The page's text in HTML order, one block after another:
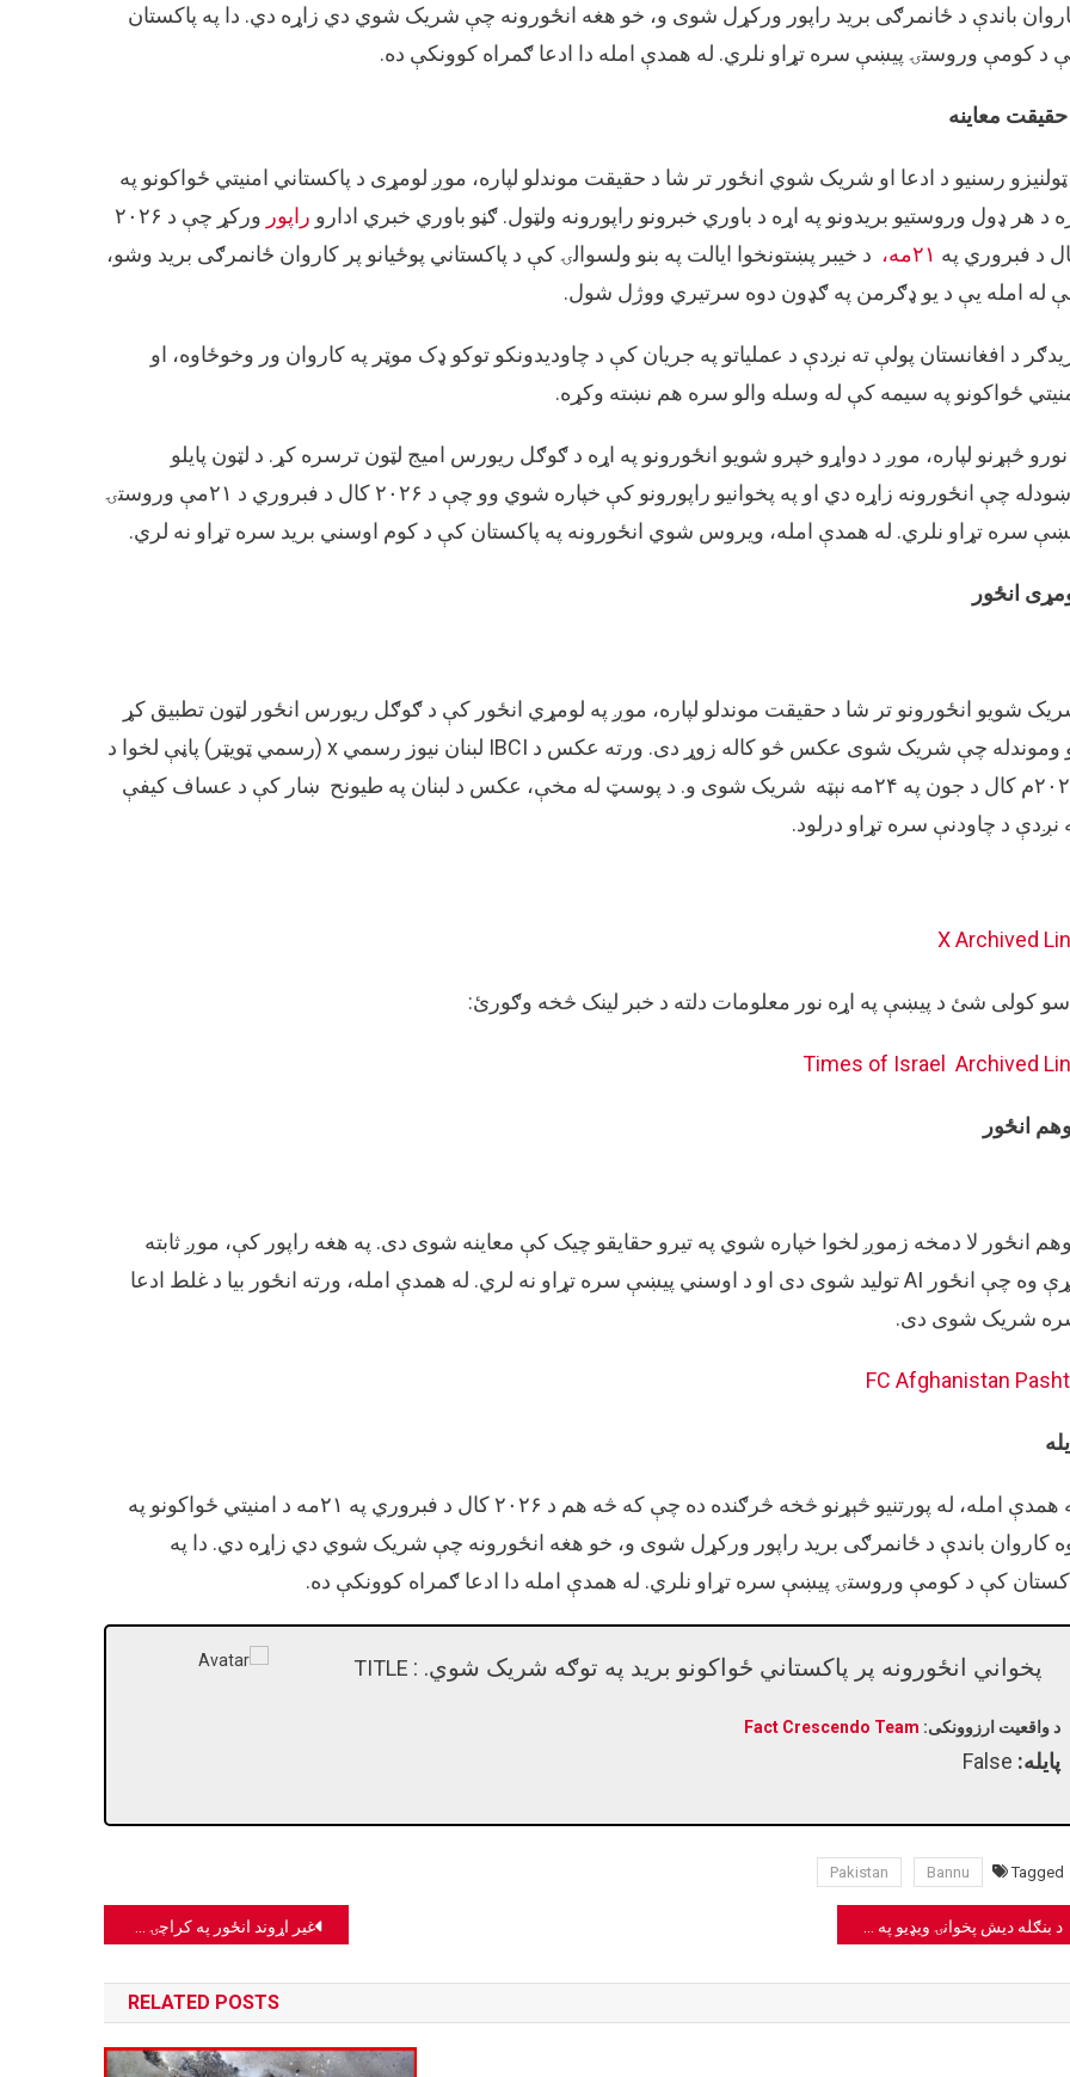
باندې د ځانمرګی برید راپور ورکړل شوی و، خو هغه انځورونه چې شریک شوي دي زاړه دي. دا په پاکستان
د کومې وروستۍ پیښې سره تړاو نلري. له همدې امله دا ادعا ګمراه کوونکې ده.
معاینه
رسنیو د ادعا او شریک شوي انځور تر شا د حقیقت موندلو لپاره، موږ لومړی د پاکستاني امنیتي ځواکونو په
د هر ډول وروستیو بریدونو په اړه د باوري خبرونو راپورونه ولټول. ګڼو باوري خبري ادارو راپور
ورکړ چې د ۲۰۲۶
د فبروري په ۲۱مه،
د خیبر پښتونخوا ایالت په بنو ولسوالۍ کې د پاکستاني پوځيانو پر کاروان ځانمرګی برید وشو،
له امله یې د یو ډګرمن په ګډون دوه سرتیري ووژل شول.
د افغانستان پولې ته نږدې د عملیاتو په جریان کې د چاودیدونکو توکو ډک موټر په کاروان ور وخوځاوه، او
ځواکونو په سیمه کې له وسله والو سره هم نښته وکړه.
څېړنو لپاره، موږ د دواړو خپرو شویو انځورونو په اړه د ګوګل ریورس امیج لټون ترسره کړ. د لټون پایلو
وښودله چې انځورونه زاړه دي او په پخوانیو راپورونو کې خپاره شوي وو چې د ۲۰۲۶ کال د فبروري د ۲۱مې وروستۍ
سره تړاو نلري. له همدې امله، ویروس شوي انځورونه په پاکستان کې د کوم اوسني برید سره تړاو نه لري.
انځور
شویو انځورونو تر شا د حقیقت موندلو لپاره، موږ په لومړي انځور کې د ګوګل ریورس انځور لټون تطبیق کړ
او وموندله چې شریک شوی عکس څو کاله زوړ دی. ورته عکس د IBCI لبنان نیوز رسمي x (رسمي ټویټر) پاڼې لخوا د
۲۰۲۴م کال د جون په ۲۴مه نېټه شریک شوی و. د پوسټ له مخې، عکس د لبنان په طیونح ښار کې د عساف کیفې
نږدې د چاودنې سره تړاو درلود.
XArchived
کولی شئ د پیښې په اړه نور معلومات دلته د خبر لینک څخه وګورئ:
Times of Israel Archived
انځور
انځور لا دمخه زموږ لخوا خپاره شوي په تیرو حقایقو چیک کې معاینه شوی دی. په هغه راپور کې، موږ ثابته
کړې وه چې انځور AI تولید شوی دی او د اوسني پیښې سره تړاو نه لري. له همدې امله، ورته انځور بیا د غلط ادعا
شریک شوی دی.
FC Afghanistan
له همدې امله، له پورتنیو څېړنو څخه څرګنده ده چې که څه هم د ۲۰۲۶ کال د فبروري په ۲۱مه د امنیتي ځواکونو په
کاروان باندې د ځانمرګی برید راپور ورکړل شوی و، خو هغه انځورونه چې شریک شوي دي زاړه دي. دا په
کې د کومې وروستۍ پیښې سره تړاو نلري. له همدې امله دا ادعا ګمراه کوونکې ده.
پخواني انځورونه پر پاکستاني ځواکونو برید په توګه شریک شوي. :
د واقعیت ارزوونکی: Fact Crescendo Team
پایله:
Tagged
Bannu
Pakistan
Post
غیر اړوند انځور په کراچۍ ښار کې د چاودنې له ادعا سره خپور شوی دی.
RELATED POSTS